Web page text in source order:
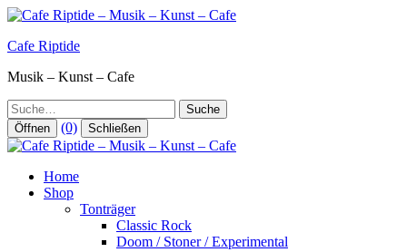
Zum
springen
Cafe Riptide
Musik – Kunst – Cafe
Suche
Öffnen (0) Schließen
Home
Shop
Tonträger
Classic Rock
Doom / Stoner / Experimental